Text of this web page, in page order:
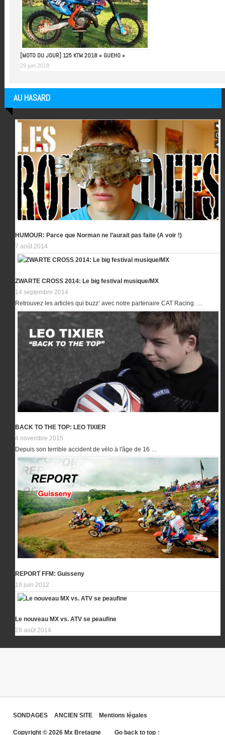
[MOTO DU JOUR] 125 KTM 2018 « GUEHO »
29 juin 2018
AU HASARD
Articles au hasard
HUMOUR: Parce que Norman ne l’aurait pas faite (A voir !)
7 août 2014
ZWARTE CROSS 2014: Le big festival musique/MX
14 septembre 2014
Retrouvez les articles qui buzz’ avec notre partenaire CAT Racing. …
BACK TO THE TOP: LEO TIXIER
4 novembre 2015
Depuis son terrible accident de vélo à l'âge de 16 …
REPORT FFM: Guisseny
18 juin 2012
Le nouveau MX vs. ATV se peaufine
28 août 2014
SONDAGES ANCIEN SITE Mentions légales
Copyright © 2026 Mx Bretagne Go back to top ↑